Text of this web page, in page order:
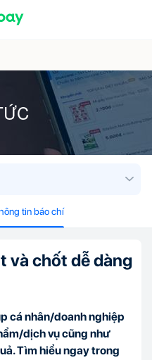
tin báo chí
và chốt dễ dàng
cá nhân/doanh nghiệp
dịch vụ cũng như
Tìm hiểu ngay trong